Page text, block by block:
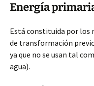
Energía
Está constituida por los
de transformación
ya que no se usan tal
agua).